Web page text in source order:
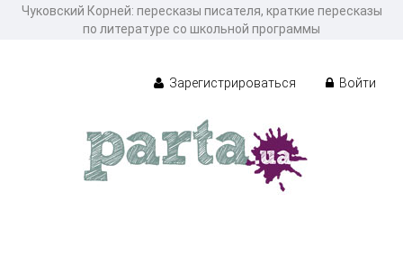
Чуковский Корней: пересказы писателя, краткие пересказы
по литературе со школьной программы
Зарегистрироваться Войти